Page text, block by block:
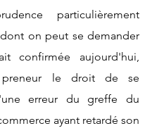
particulièrement
on peut se demander
confirmée aujourd'hui,
preneur le droit de se
erreur du greffe du
ayant retardé son